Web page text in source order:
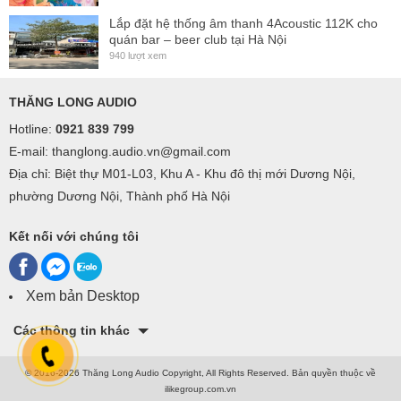
cyfrowym przedwzmacniaczem z wszystkimi funkcjami
DSP, możliwością sterowania poprzez Ethernet i
dedykowane oprogramowanie
lub montowany w basie
pokrowce z twardej kordury z logo firmowym (nie są w
cenie zestawu chyba że odnotowano inaczej),
Lắp đặt hệ thống âm thanh 4Acoustic 112K cho
quán bar – beer club tại Hà Nội
940 lượt xem
THĂNG LONG AUDIO
Hotline: 0921 839 799
E-mail: thanglong.audio.vn@gmail.com
Địa chỉ: Biệt thự M01-L03, Khu A - Khu đô thị mới Dương Nội,
phường Dương Nội, Thành phố Hà Nội
Kết nối với chúng tôi
Xem bản Desktop
Các thông tin khác
© 2016-2026 Thăng Long Audio Copyright, All Rights Reserved. Bản quyền thuộc về
ilikegroup.com.vn